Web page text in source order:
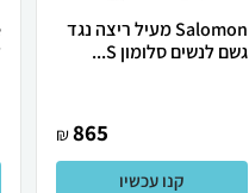
Salomon מעיל ריצה נגד
גשם לנשים סלומון S...
865
₪
קנו עכשיו